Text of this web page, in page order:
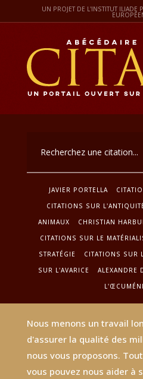
UN PROJET DE L'INSTITUT ILIADE
JAVIER PORTELLA
CITATIONS SUR
ANIMAUX
CHRISTIAN
CITATIONS SUR LE
STRATÉGIE
CITATIONS SUR
SUR L'AVARICE
ALEXANDRE
Nous menons un travail
d'assurer la qualité des
nous vous proposons.
vous pouvez nous aider à